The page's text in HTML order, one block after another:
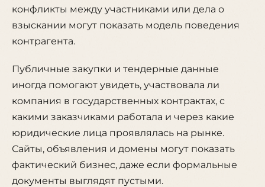
конфликты между участниками или дела о
взыскании могут показать модель поведения
контрагента.
Публичные закупки и тендерные данные
иногда помогают увидеть, участвовала ли
компания в государственных контрактах, с
какими заказчиками работала и через какие
юридические лица проявлялась на рынке.
Сайты, объявления и домены могут показать
фактический бизнес, даже если формальные
документы выглядят пустыми.